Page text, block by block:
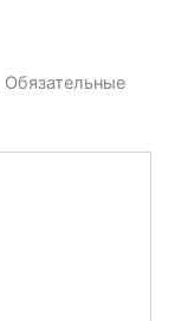
Обязательные